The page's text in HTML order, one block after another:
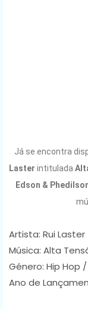
Já se encontra
Laster intitulada
Edson &
Artista: Rui Laster
Música: Alta
Género: Hip Hop
Ano de